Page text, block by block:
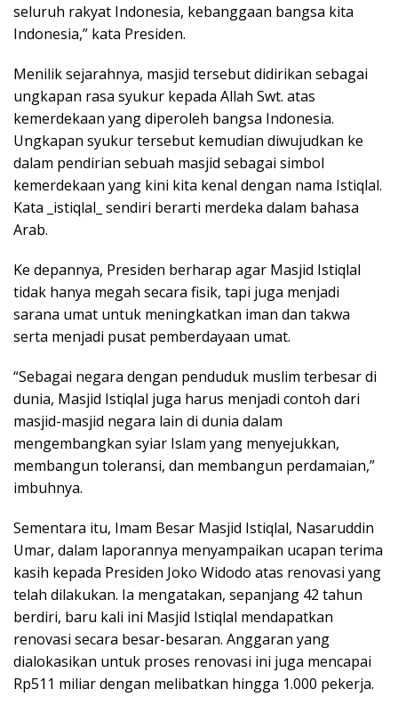
seluruh rakyat Indonesia, kebanggaan bangsa kita
Indonesia,” kata Presiden.
Menilik sejarahnya, masjid tersebut didirikan sebagai
ungkapan rasa syukur kepada Allah Swt. atas
kemerdekaan yang diperoleh bangsa Indonesia.
Ungkapan syukur tersebut kemudian diwujudkan ke
dalam pendirian sebuah masjid sebagai simbol
kemerdekaan yang kini kita kenal dengan nama Istiqlal.
Kata _istiqlal_ sendiri berarti merdeka dalam bahasa
Arab.
Ke depannya, Presiden berharap agar Masjid Istiqlal
tidak hanya megah secara fisik, tapi juga menjadi
sarana umat untuk meningkatkan iman dan takwa
serta menjadi pusat pemberdayaan umat.
“Sebagai negara dengan penduduk muslim terbesar di
dunia, Masjid Istiqlal juga harus menjadi contoh dari
masjid-masjid negara lain di dunia dalam
mengembangkan syiar Islam yang menyejukkan,
membangun toleransi, dan membangun perdamaian,”
imbuhnya.
Sementara itu, Imam Besar Masjid Istiqlal, Nasaruddin
Umar, dalam laporannya menyampaikan ucapan terima
kasih kepada Presiden Joko Widodo atas renovasi yang
telah dilakukan. Ia mengatakan, sepanjang 42 tahun
berdiri, baru kali ini Masjid Istiqlal mendapatkan
renovasi secara besar-besaran. Anggaran yang
dialokasikan untuk proses renovasi ini juga mencapai
Rp511 miliar dengan melibatkan hingga 1.000 pekerja.